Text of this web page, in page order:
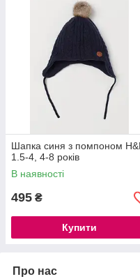
Шапка синя з помпоном
1.5-4, 4-8 років
В наявності
495 ₴
Купити
Про нас